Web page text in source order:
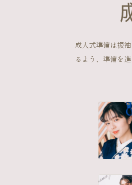
成人式準備は振
るよう、準備を